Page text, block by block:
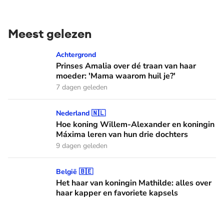
Meest gelezen
Prinses Amalia over dé traan van haar moeder: 'Mama
Achtergrond
Prinses Amalia over dé traan van haar
moeder: 'Mama waarom huil je?'
7 dagen geleden
Hoe koning Willem-Alexander en koningin Máxima leren
Nederland 🇳🇱
Hoe koning Willem-Alexander en koningin
Máxima leren van hun drie dochters
9 dagen geleden
Het haar van koningin Mathilde: alles over haar kapper en
België 🇧🇪
Het haar van koningin Mathilde: alles over
haar kapper en favoriete kapsels